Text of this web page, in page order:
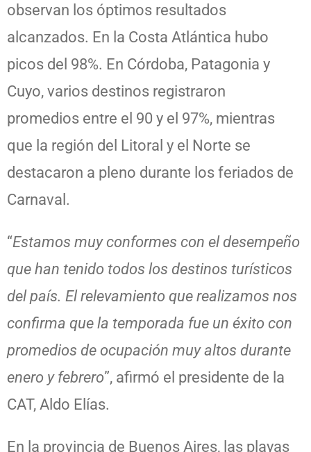
observan los óptimos resultados
alcanzados. En la Costa Atlántica hubo
picos del 98%. En Córdoba, Patagonia y
Cuyo, varios destinos registraron
promedios entre el 90 y el 97%, mientras
que la región del Litoral y el Norte se
destacaron a pleno durante los feriados de
Carnaval.
“Estamos muy conformes con el desempeño
que han tenido todos los destinos turísticos
del país. El relevamiento que realizamos nos
confirma que la temporada fue un éxito con
promedios de ocupación muy altos durante
enero y febrero”, afirmó el presidente de la
CAT, Aldo Elías.
En la provincia de Buenos Aires, las playas